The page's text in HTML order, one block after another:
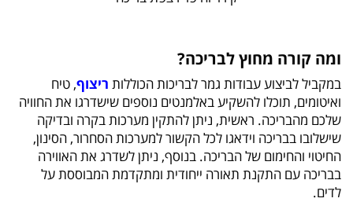
ומה קורה מחוץ לבריכה?
במקביל לביצוע עבודות גמר לבריכות הכוללות ריצוף, טיח
ואיטומים, תוכלו להשקיע באלמנטים נוספים שישדרגו את החוויה
שלכם מהבריכה. ראשית, ניתן להתקין מערכות בקרה ובדיקה
שישלובו בבריכה וידאגו לכל הקשור למערכות הסחרור, הסינון,
החיטוי והחימום של הבריכה. בנוסף, ניתן לשדרג את האווירה
בבריכה עם התקנת תאורה ייחודית ומתקדמת המבוססת על
לדים.